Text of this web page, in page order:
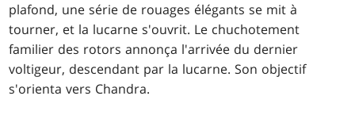
plafond, une série de rouages élégants se mit à
tourner, et la lucarne s'ouvrit. Le chuchotement
familier des rotors annonça l'arrivée du dernier
voltigeur, descendant par la lucarne. Son objectif
s'orienta vers Chandra.